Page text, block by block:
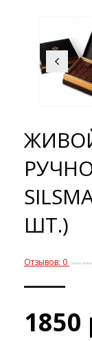
ШТ.)
Отзывов: 0
1850